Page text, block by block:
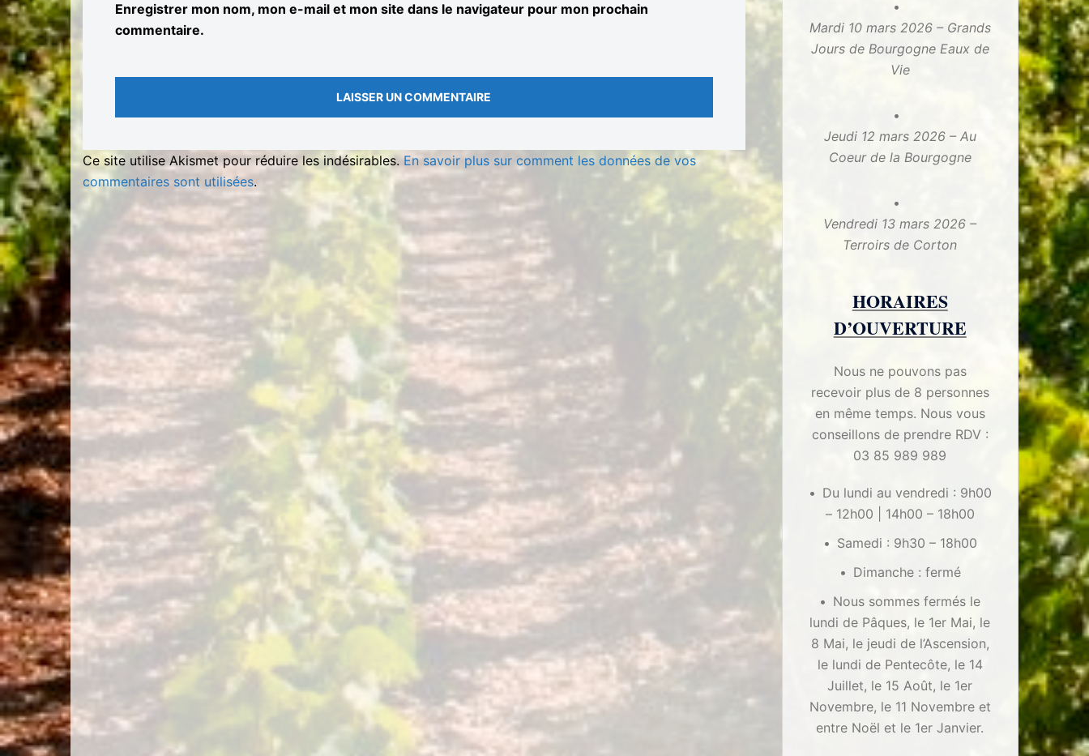
Enregistrer mon nom, mon e-mail et mon site dans le navigateur pour mon prochain
commentaire.
Ce site utilise Akismet pour réduire les indésirables.En savoir plus sur comment les données de vos
commentaires sont utilisées.
Mardi 10 mars 2026 – Grands
Jours de Bourgogne Eaux de
Vie
Jeudi 12 mars 2026 – Au
Coeur de la Bourgogne
Vendredi 13 mars 2026 –
Terroirs de Corton
HORAIRES
D’OUVERTURE
Nous ne pouvons pas
recevoir plus de 8 personnes
en même temps. Nous vous
conseillons de prendre RDV :
03 85 989 989
Du lundi au vendredi : 9h00
– 12h00 | 14h00 – 18h00
Samedi : 9h30 – 18h00
Dimanche : fermé
Nous sommes fermés le
lundi de Pâques, le 1er Mai, le
8 Mai, le jeudi de l’Ascension,
le lundi de Pentecôte, le 14
Juillet, le 15 Août, le 1er
Novembre, le 11 Novembre et
entre Noël et le 1er Janvier.